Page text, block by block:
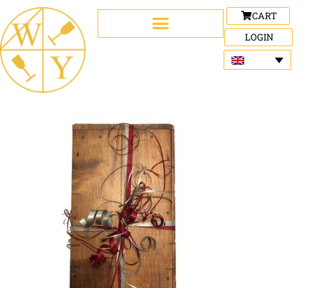
CART
LOGIN